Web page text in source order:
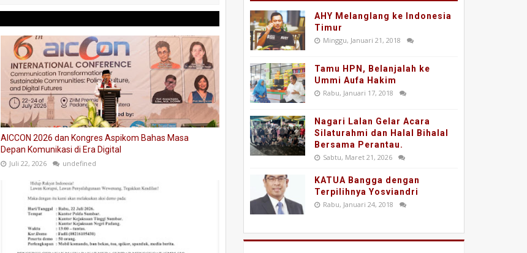
AICCON 2026 dan Kongres Aspikom Bahas Masa
Depan Komunikasi di Era Digital
Juli 22, 2026 undefined
AHY Melanglang ke Indonesia
Timur
Minggu, Januari 21, 2018
Tamu HPN, Belanjalah ke
Ummi Aufa Hakim
Rabu, Januari 17, 2018
Nagari Lalan Gelar Acara
Silaturahmi dan Halal Bihalal
Bersama Perantau.
Sabtu, Maret 21, 2026
KATUA Bangga dengan
Terpilihnya Yosviandri
Rabu, Januari 24, 2018